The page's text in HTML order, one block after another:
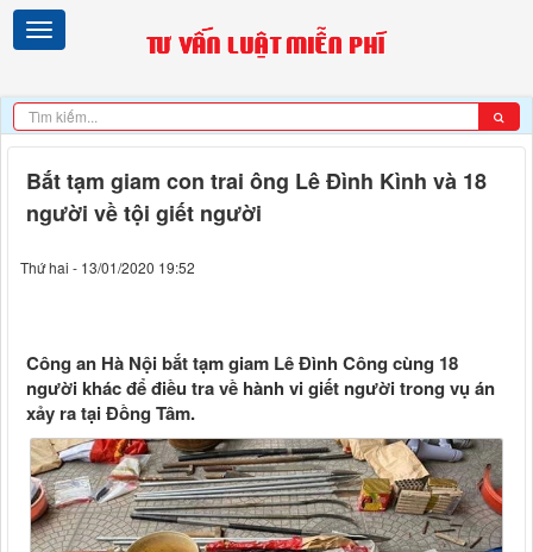
Bắt tạm giam con trai ông Lê Đình Kình và 18
người về tội giết người
Thứ hai - 13/01/2020 19:52
Công an Hà Nội bắt tạm giam Lê Đình Công cùng 18
người khác để điều tra về hành vi giết người trong vụ án
xảy ra tại Đồng Tâm.